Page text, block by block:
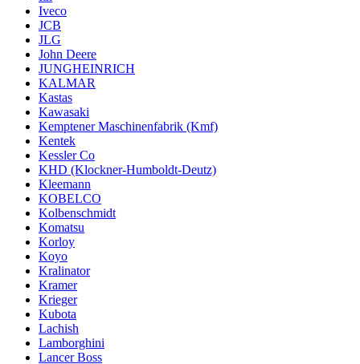
Iveco
JCB
JLG
John Deere
JUNGHEINRICH
KALMAR
Kastas
Kawasaki
Kemptener Maschinenfabrik (Kmf)
Kentek
Kessler Co
KHD (Klockner-Humboldt-Deutz)
Kleemann
KOBELCO
Kolbenschmidt
Komatsu
Korloy
Koyo
Kralinator
Kramer
Krieger
Kubota
Lachish
Lamborghini
Lancer Boss